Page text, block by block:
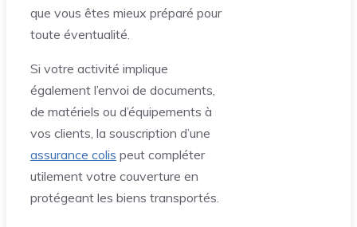
que vous êtes mieux préparé pour
toute éventualité.
Si votre activité implique
également l’envoi de documents,
de matériels ou d’équipements à
vos clients, la souscription d’une
assurance colis peut compléter
utilement votre couverture en
protégeant les biens transportés.